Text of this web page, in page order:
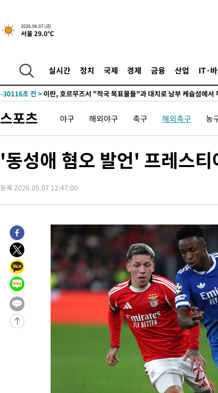
2026.08.07 (금)
서울 29.0℃
실시간 정치 국제 경제 금융 산업 IT·
-24702초 전 >
[속보] 뉴욕증시, 일제 하락 마감…나스닥 0.06%↓
-30116초 전 >
이란, 호르무즈서 "적국 목표물들"과 대치로 남부 케슘섬에서
례 큰 폭발음
-28831초 전 >[속보]美, 폴리실리콘 수입 규제…파생제품 15% 관세, 120일
발효
-26982초 전 >
[속보]트럼프, 美 원정출산 금지 행정명령 서명
례 큰 폭발음
-28851초 전 >[속보]美, 폴리실리콘 수입 규제…파생제품 15% 관세, 120일
발효
-27002초 전 >
[속보]트럼프, 美 원정출산 금지 행정명령 서명
-24702초 전 > [속보] 뉴욕증시, 일제 하락 마감…나스닥 0.06%↓
스포츠 야구 해외야구 축구 해외축구 농
'동성애 혐오 발언' 프레스
등록 2026.05.07 12:47:00